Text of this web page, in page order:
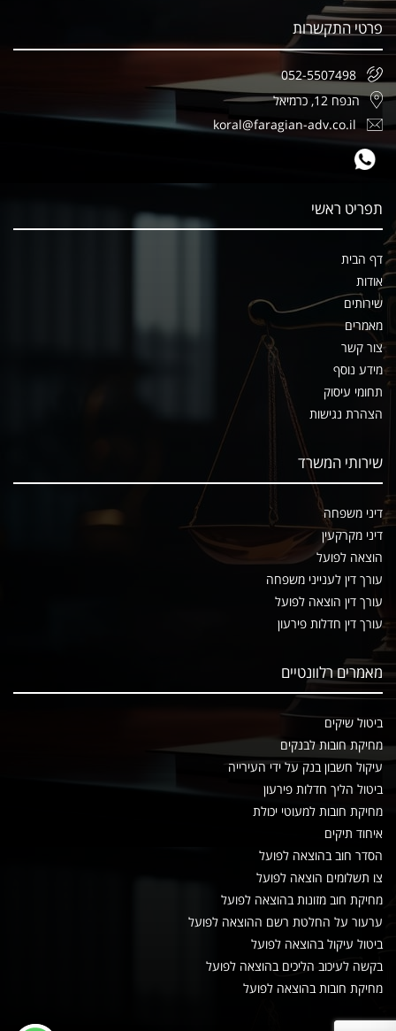
פרטי התקשרות
052-5507498
הנפח 12, כרמיאל
koral@faragian-adv.co.il
תפריט ראשי
דף הבית
אודות
שירותים
מאמרים
צור קשר
מידע נוסף
תחומי עיסוק
הצהרת נגישות
שירותי המשרד
דיני משפחה
דיני מקרקעין
הוצאה לפועל
עורך דין לענייני משפחה
עורך דין הוצאה לפועל
עורך דין חדלות פירעון
מאמרים רלוונטיים
ביטול שיקים
מחיקת חובות לבנקים
עיקול חשבון בנק על ידי העירייה
ביטול הליך חדלות פירעון
מחיקת חובות למעוטי יכולת
איחוד תיקים
הסדר חוב בהוצאה לפועל
צו תשלומים הוצאה לפועל
מחיקת חוב מזונות בהוצאה לפועל
ערעור על החלטת רשם ההוצאה לפועל
ביטול עיקול בהוצאה לפועל
בקשה לעיכוב הליכים בהוצאה לפועל
מחיקת חובות בהוצאה לפועל